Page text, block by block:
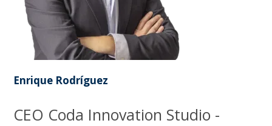
Enrique Rodríguez
CEO Coda Innovation Studio -